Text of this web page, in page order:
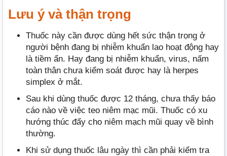
Lưu ý và thận trọng
Thuốc này cần được dùng hết sức thận trọng ở
người bệnh đang bị nhiễm khuẩn lao hoạt động hay
là tiềm ẩn. Hay đang bị nhiễm khuẩn, virus, nấm
toàn thân chưa kiểm soát được hay là herpes
simplex ở mắt.
Sau khi dùng thuốc được 12 tháng, chưa thấy báo
cáo nào về việc teo niêm mạc mũi. Thuốc có xu
hướng thúc đẩy cho niêm mạch mũi quay về bình
thường.
Khi sử dụng thuốc lâu ngày thì cần phải kiểm tra